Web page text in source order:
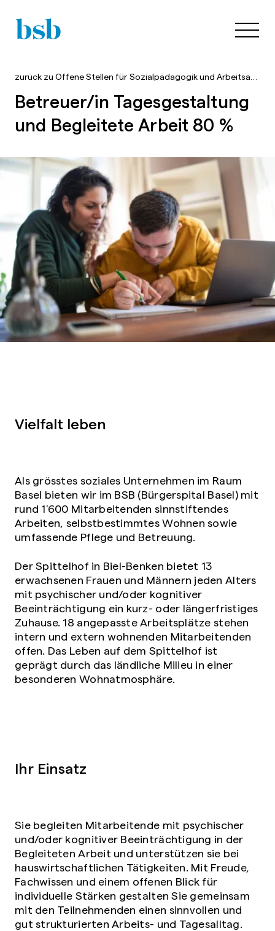
zurück zu Offene Stellen für Sozialpädagogik und Arbeitsagogik
Betreuer/in Tagesgestaltung
und Begleitete Arbeit 80 %
Vielfalt leben
Als grösstes soziales Unternehmen im Raum
Basel bieten wir im BSB (Bürgerspital Basel) mit
rund 1'600 Mitarbeitenden sinnstiftendes
Arbeiten, selbstbestimmtes Wohnen sowie
umfassende Pflege und Betreuung.
Der Spittelhof in Biel-Benken bietet 13
erwachsenen Frauen und Männern jeden Alters
mit psychischer und/oder kognitiver
Beeinträchtigung ein kurz- oder längerfristiges
Zuhause. 18 angepasste Arbeitsplätze stehen
intern und extern wohnenden Mitarbeitenden
offen. Das Leben auf dem Spittelhof ist
geprägt durch das ländliche Milieu in einer
besonderen Wohnatmosphäre.
Ihr Einsatz
Sie begleiten Mitarbeitende mit psychischer
und/oder kognitiver Beeinträchtigung in der
Begleiteten Arbeit und unterstützen sie bei
hauswirtschaftlichen Tätigkeiten. Mit Freude,
Fachwissen und einem offenen Blick für
individuelle Stärken gestalten Sie gemeinsam
mit den Teilnehmenden einen sinnvollen und
gut strukturierten Arbeits- und Tagesalltag.